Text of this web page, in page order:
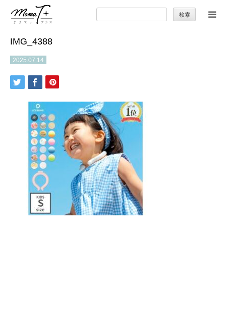
索:
IMG_4388
2025.07.14
トップ
セカンドキャリア
暮らしの小ワザ
子育て
季節の行事やお出かけ
特集